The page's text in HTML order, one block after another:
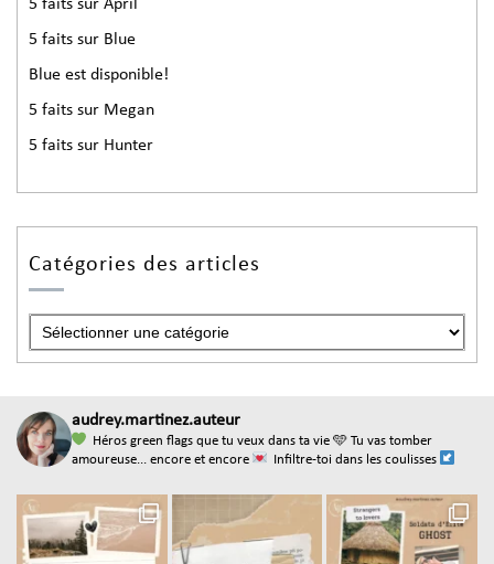
5 faits sur April
5 faits sur Blue
Blue est disponible!
5 faits sur Megan
5 faits sur Hunter
Catégories des articles
audrey.martinez.auteur
Héros green flags que tu veux dans ta vie 🩵 Tu vas tomber
amoureuse... encore et encore
Infiltre-toi dans les coulisses